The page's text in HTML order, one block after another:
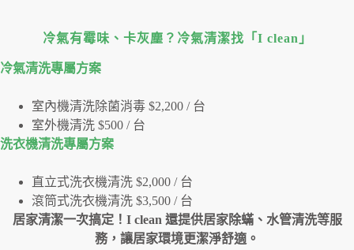
冷氣有霉味、卡灰塵？冷氣清潔找「I clean」
冷氣清洗專屬⽅案
室內機清洗除菌消毒 $2,200 / 台
室外機清洗 $500 / 台
洗衣機清洗專屬⽅案
直立式洗衣機清洗 $2,000 / 台
滾筒式洗衣機清洗 $3,500 / 台
居家清潔一次搞定！I clean 還提供居家除蟎、水管清洗等服
務，讓居家環境更潔淨舒適。